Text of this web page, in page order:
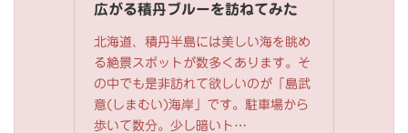
広がる積丹ブルーを訪ねてみた
北海道、積丹半島には美しい海を眺め
る絶景スポットが数多くあります。そ
の中でも是非訪れて欲しいのが「島武
意(しまむい)海岸」です。駐車場から
歩いて数分。少し暗いト…